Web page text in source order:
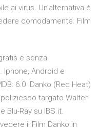
ai virus. Un’alternativa è
comodamente. Film
e senza
Iphone, Android e
6.0 Danko (Red Heat)
targato Walter
Blu-Ray su IBS.it.
il Film Danko in